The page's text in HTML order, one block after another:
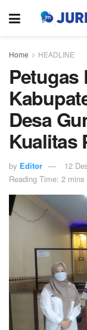
Home HEADLINE
Petugas
Desa
Kualitas
by Editor
12
Reading Time: 2 mins